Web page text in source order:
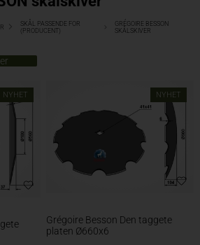
SKÅL PASSENDE FOR
(PRODUCENT)
GRÉGOIRE BESSON
SKÅLSKIVER
NYHET NYHET
Grégoire Besson Den taggete
platen Ø660x6